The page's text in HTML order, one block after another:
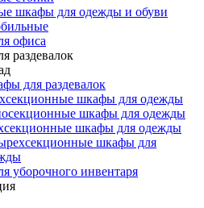
шкафы для одежды и обуви
офиса
раздевалок
для раздевалок
шкафы для одежды
шкафы для одежды
шкафы для одежды
шкафы для
уборочного инвентаря